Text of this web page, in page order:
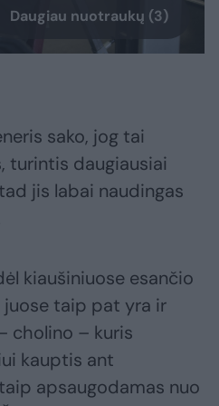
Daugiau nuotraukų (3)
sako, jog tai
turintis daugiausiai
jis labai naudingas
kiaušiniuose esančio
taip pat yra ir
cholino – kuris
kauptis ant
apsaugodamas nuo